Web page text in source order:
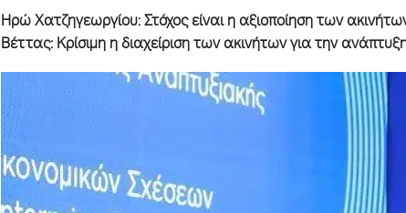
Ηρώ Χατζηγεωργίου: Στόχος είναι η αξιοποίηση των
Βέττας: Κρίσιμη η διαχείριση των ακινήτων για την